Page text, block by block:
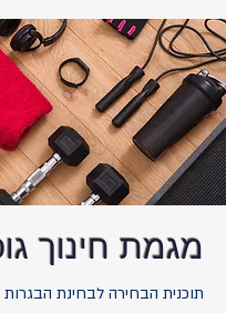
מגמת חינוך
תוכנית הבחירה לבחינת